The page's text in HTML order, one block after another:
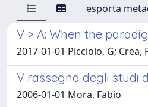
esporta
V > A: When the
2017-01-01 Picciolo, G; Crea,
V rassegna degli studi
2006-01-01 Mora, Fabio